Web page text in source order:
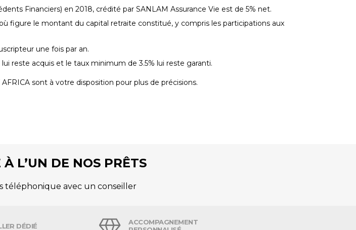
Financiers) en 2018, crédité par SANLAM Assurance Vie est de 5% net.
figure le montant du capital retraite constitué, y compris les participations aux
une fois par an.
reste acquis et le taux minimum de 3.5% lui reste garanti.
sont à votre disposition pour plus de précisions.
L’UN DE NOS PRÊTS
téléphonique avec un conseiller
DÉDIÉ
ACCOMPAGNEMENT